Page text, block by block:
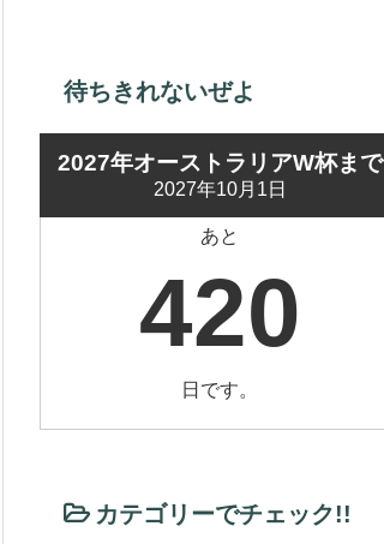
待ちきれないぜよ
2027年オーストラリアW杯まで
2027年10月1日
あと
420
日です。
カテゴリーでチェック!!